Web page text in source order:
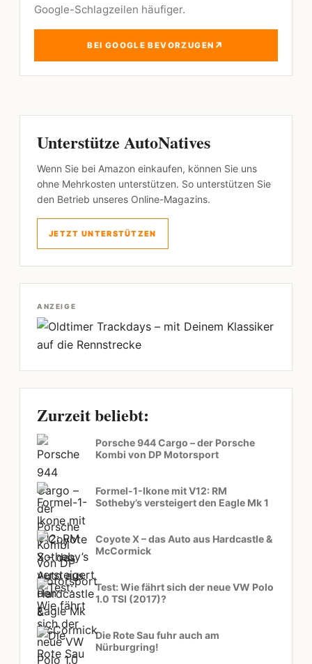
Google-Schlagzeilen häufiger.
BEI GOOGLE BEVORZUGEN ↗
Unterstütze AutoNatives
Wenn Sie bei Amazon einkaufen, können Sie uns
ohne Mehrkosten unterstützen. So unterstützen Sie
den Betrieb unseres Online-Magazins.
JETZT UNTERSTÜTZEN
ANZEIGE
Zurzeit beliebt:
Porsche 944 Cargo – der Porsche
Kombi von DP Motorsport
Formel-1-Ikone mit V12: RM
Sotheby’s versteigert den Eagle Mk 1
Coyote X – das Auto aus Hardcastle &
McCormick
Test: Wie fährt sich der neue VW Polo
1.0 TSI (2017)?
Die Rote Sau fuhr auch am
Nürburgring!